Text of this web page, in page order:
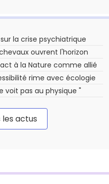
la crise psychiatrique
ouvrent l'horizon
à la Nature comme allié
rime avec écologie
voit pas au physique "
les actus